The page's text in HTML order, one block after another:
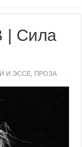
| Сила
И ЭССЕ ПРОЗА